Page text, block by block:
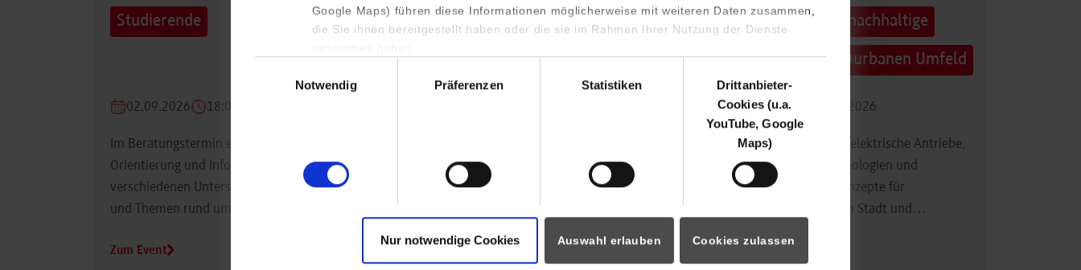
Google Maps) führen diese Informationen möglicherweise mit weiteren Daten zusammen,
die Sie ihnen bereitgestellt haben oder die sie im Rahmen Ihrer Nutzung der Dienste
Notwendig
Präferenzen Statistiken
Drittanbieter-
Cookies (u.a.
YouTube, Google
Maps)
Nur notwendige Cookies Auswahl erlauben Cookies zulassen
Studierende
02.09.2026 18:00 Uhr
Im Beratungstermin erhalten Studierende
Orientierung und Informationen zu
verschiedenen Unterstützungsmöglichkeiten
und Themen rund um das Studium.
Zum Event
Studierende
Studierende
Zum Event
Transportation – nachhaltige
Mobilität im (sub)urbanen Umfeld
16.09.2026 - 17.09.2026
Im Mittelpunkt stehen elektrische Antriebe,
moderne Batterietechnologien und
innovative Fahrzeugkonzepte für
nachhaltige Mobilität in Stadt und…